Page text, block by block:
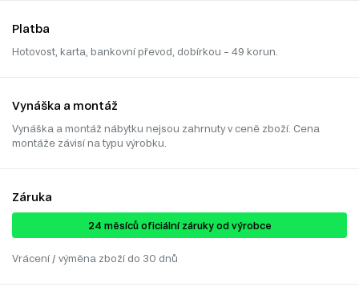
Platba
Hotovost, karta, bankovní převod, dobírkou – 49 korun.
Vynáška a montáž
Vynáška a montáž nábytku nejsou zahrnuty v ceně zboží. Cena
montáže závisí na typu výrobku.
Záruka
24 ​​​​měsíců oficiální záruky od výrobce
Vrácení / výměna zboží do 30 dnů